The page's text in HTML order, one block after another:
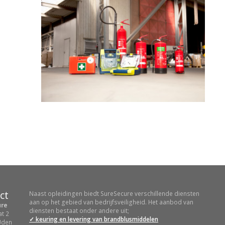
2
Naast opleidingen biedt SureSecure verschillende diensten
aan op het gebied van bedrijfsveiligheid. Het aanbod van
diensten bestaat onder andere uit;
✓ keuring en levering van brandblusmiddelen